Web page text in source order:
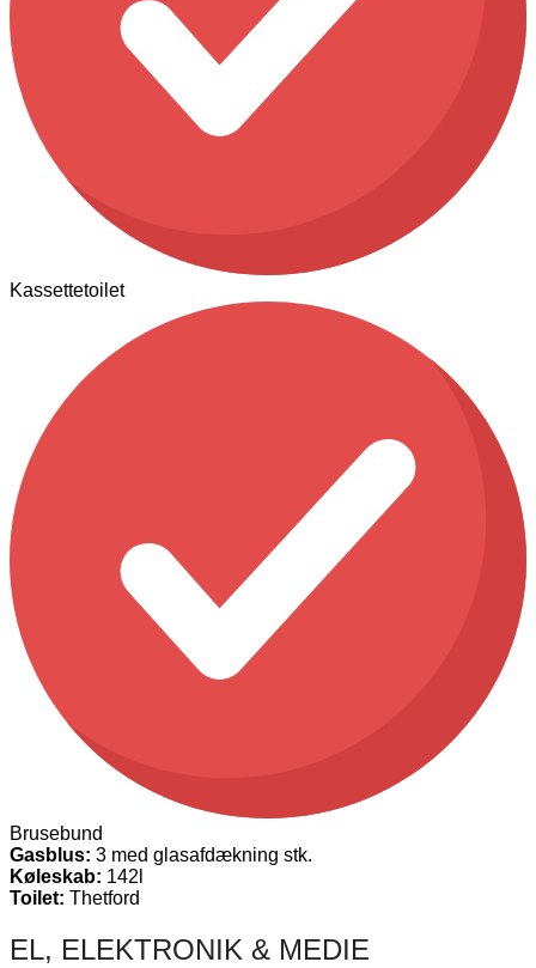
Kassettetoilet
Brusebund
Gasblus: 3 med glasafdækning stk.
Køleskab: 142l
Toilet: Thetford
EL, ELEKTRONIK & MEDIE